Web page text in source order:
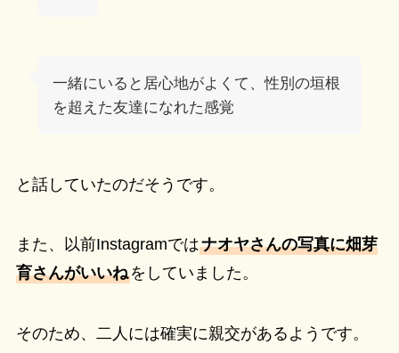
一緒にいると居心地がよくて、性別の垣根
を超えた友達になれた感覚
と話していたのだそうです。
また、以前Instagramではナオヤさんの写真に畑芽
育さんがいいねをしていました。
そのため、二人には確実に親交があるようです。